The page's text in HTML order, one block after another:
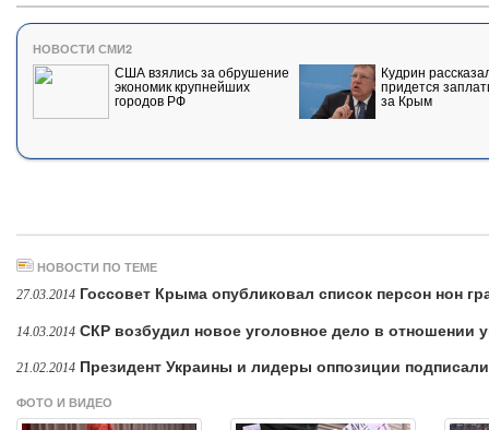
НОВОСТИ СМИ2
США взялись за обрушение
экономик крупнейших
городов РФ
Кудрин
придется
за Крым
НОВОСТИ ПО ТЕМЕ
27.03.2014 Госсовет Крыма опубликовал список персон нон
14.03.2014 СКР возбудил новое уголовное дело в отношении
21.02.2014 Президент Украины и лидеры оппозиции
ФОТО И ВИДЕО